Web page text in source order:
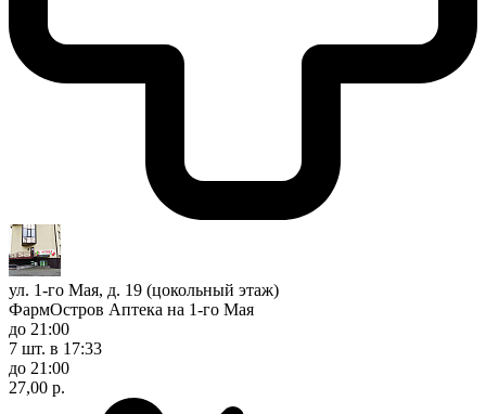
ул. 1-го Мая, д. 19 (цокольный этаж)
ФармОстров Аптека на 1-го Мая
до 21:00
7 шт. в 17:33
до 21:00
27,00 р.